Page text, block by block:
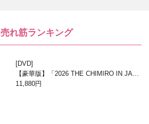
売れ筋ランキング
DVD
【豪華版】「2026 THE CHIMIRO IN JAPA
N」DVD
11,880円